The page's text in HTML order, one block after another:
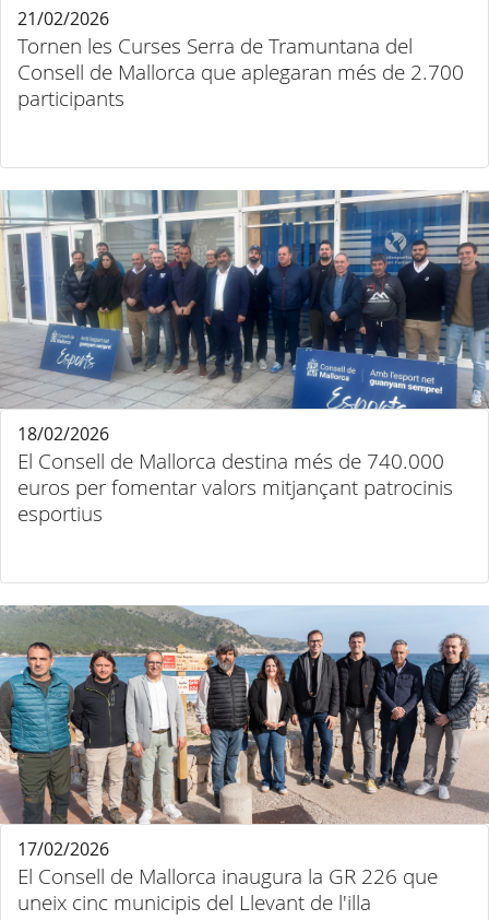
Tornen les Curses Serra de Tramuntana del
Consell de Mallorca que aplegaran més de 2.700
participants
21/02/2026
El Consell de Mallorca destina més de 740.000
euros per fomentar valors mitjançant patrocinis
esportius
18/02/2026
El Consell de Mallorca inaugura la GR 226 que
uneix cinc municipis del Llevant de l'illa
17/02/2026